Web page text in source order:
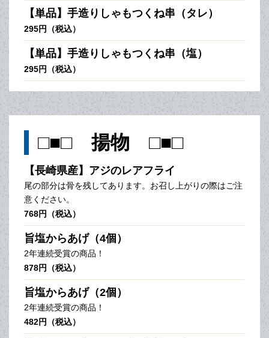
【単品】手造りしゃもつくね串（タレ）
295円（税込）
【単品】手造りしゃもつくね串（塩）
295円（税込）
□■□ 揚物 □■□
【長崎県産】アジのレアフライ
尾の部分は骨を残してあります。お召し上がりの際はご注
意ください。
768円（税込）
旨塩からあげ（4個）
2年連続受賞の商品！
878円（税込）
旨塩からあげ（2個）
2年連続受賞の商品！
482円（税込）